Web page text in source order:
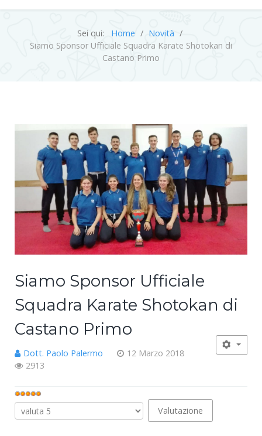
Sei qui: Home
Novità
Siamo Sponsor Ufficiale Squadra Karate Shotokan di
Castano Primo
Siamo Sponsor Ufficiale
Squadra Karate Shotokan di
Castano Primo
Dott. Paolo Palermo
12 Marzo 2018
2913
Valutazione
attuale:5/5
Valuta